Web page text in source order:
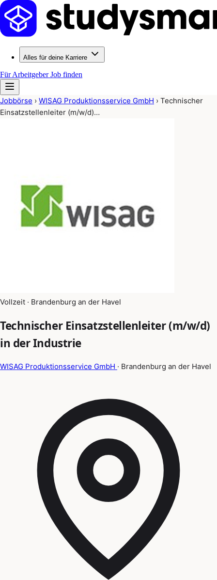
Alles für deine Karriere
Für ArbeitgeberJob finden
Jobbörse › WISAG Produktionsservice GmbH › Technischer
Einsatzstellenleiter (m/w/d)…
Vollzeit · Brandenburg an der Havel
Technischer Einsatzstellenleiter (m/w/d)
in der Industrie
WISAG Produktionsservice GmbH · Brandenburg an der Havel